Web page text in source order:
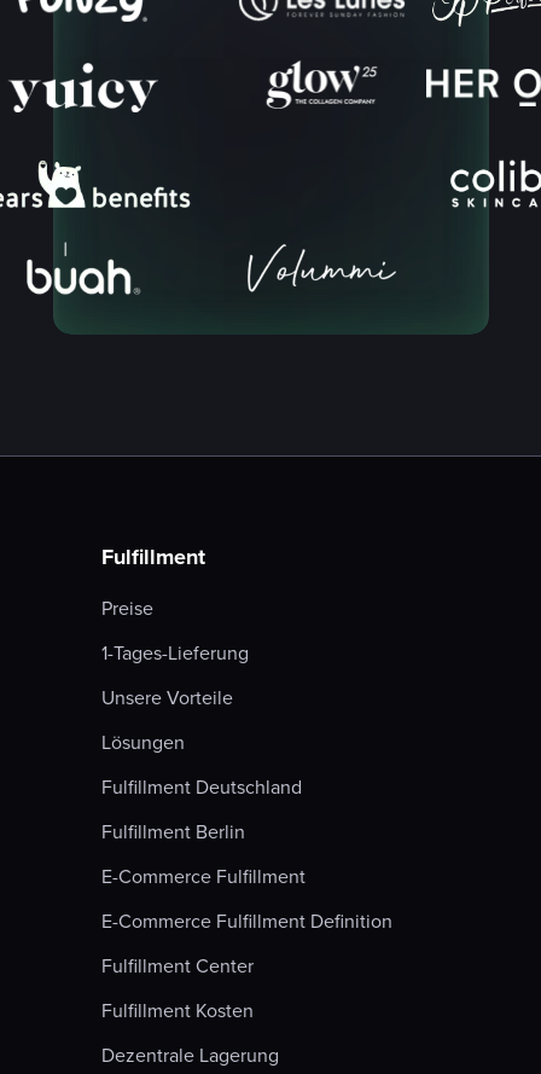
Fulfillment
Preise
1-Tages-Lieferung
Unsere Vorteile
Lösungen
Fulfillment Deutschland
Fulfillment Berlin
E-Commerce Fulfillment
E-Commerce Fulfillment Definition
Fulfillment Center
Fulfillment Kosten
Dezentrale Lagerung